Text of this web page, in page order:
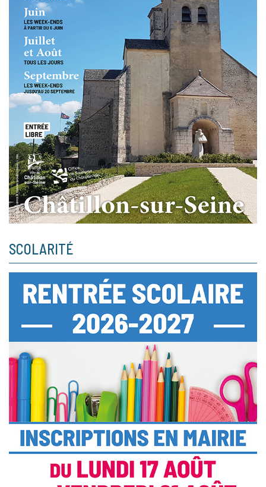
SCOLARITÉ